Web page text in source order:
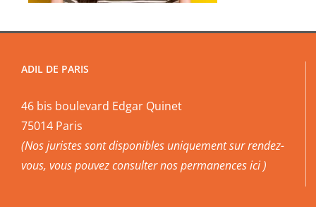
ADIL DE PARIS
46 bis boulevard Edgar Quinet
75014 Paris
(Nos juristes sont disponibles uniquement sur rendez-
vous, vous pouvezconsulter nos permanences ici )